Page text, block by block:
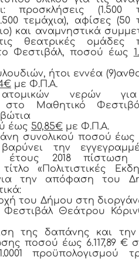
προσκλήσεις (1.500
τεμάχια), αφίσες (50
και αναμνηστικά
θεατρικές
Φεστιβάλ, ποσού έως
ήτοι εννέα
με Φ.Π.Α.
ατομικών νερών
στο Μαθητικό
έως 50,85€ με Φ.Π.Α.
συνολικού ποσού έως
την
έτους 2018
τίτλο «Πολιτιστικές
την απόφαση του
του Δήμου στη
Φεστιβάλ Θεάτρου
της δαπάνης και
ποσού έως 6.117,89 €
προϋπολογισμού